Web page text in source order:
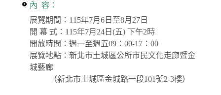
內 容：
展覽期間：115年7月6日至8月27日
開 幕 式：115年7月24日(五) 下午2時
開放時間：週一至週五09：00-17：00
展覽地點：新北市土城區公所市民文化走廊暨金
城藝廊
（新北市土城區金城路一段101號2-3樓）